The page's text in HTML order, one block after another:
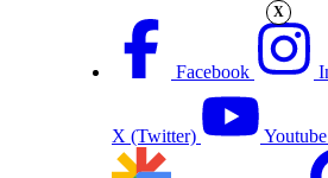
Facebook
X (Twitter) Youtube
X